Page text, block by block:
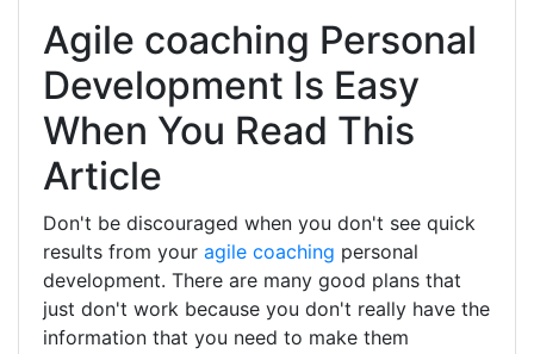
Agile coaching Personal
Development Is Easy
When You Read This
Article
Don't be discouraged when you don't see quick
results from your agile coaching personal
development. There are many good plans that
just don't work because you don't really have the
information that you need to make them